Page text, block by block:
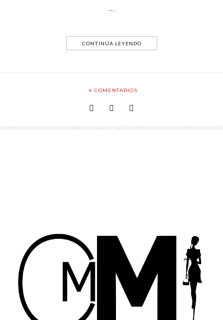
…
CONTINÚA LEYENDO
4COMENTARIOS